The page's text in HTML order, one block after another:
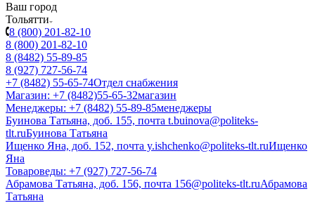
Ваш город
Тольятти
8 (800) 201-82-10
8 (800) 201-82-10
8 (8482) 55-89-85
8 (927) 727-56-74
+7 (8482) 55-65-74Отдел снабжения
Магазин: +7 (8482)55-65-32магазин
Менеджеры: +7 (8482) 55-89-85менеджеры
Буинова Татьяна, доб. 155, почта t.buinova@politeks-
tlt.ruБуинова Татьяна
Ищенко Яна, доб. 152, почта y.ishchenko@politeks-tlt.ruИщенко
Яна
Товароведы: +7 (927) 727-56-74
Абрамова Татьяна, доб. 156, почта 156@politeks-tlt.ruАбрамова
Татьяна